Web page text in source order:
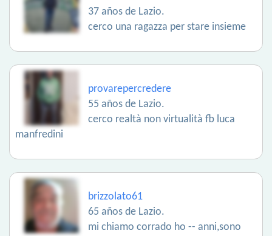
37 años de Lazio.
cerco una ragazza per stare insieme
provarepercredere
55 años de Lazio.
cerco realtà non virtualità fb luca
manfredini
brizzolato61
65 años de Lazio.
mi chiamo corrado ho -- anni,sono